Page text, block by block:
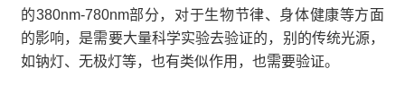
的380nm-780nm部分，对于生物节律、身体健康等方面
的影响，是需要大量科学实验去验证的，别的传统光源，
如钠灯、无极灯等，也有类似作用，也需要验证。